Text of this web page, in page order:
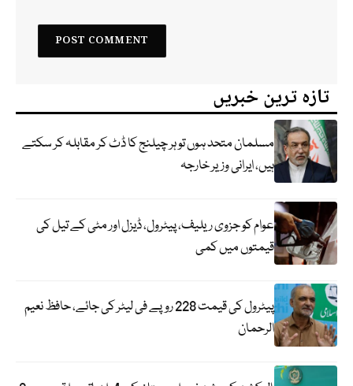
تازہ ترین خبریں
مسلمان متحد ہوں تو ہر چیلنج کا ڈٹ کر مقابلہ کر سکتے
ہیں، ایرانی وزیر خارجہ
عوام کو جزوی ریلیف، پیٹرول، ڈیزل اور مٹی کے تیل کی
قیمتوں میں کمی
پیٹرول کی قیمت 228 روپے فی لیٹر کی جائے، حافظ نعیم
الرحمان